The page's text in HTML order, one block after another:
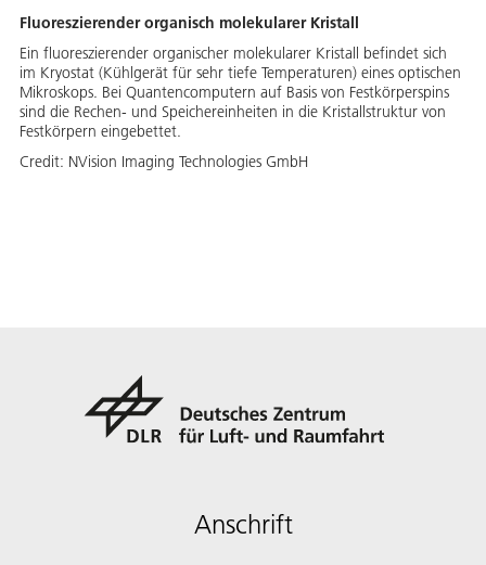
Fluoreszierender organisch molekularer Kristall
Ein fluoreszierender organischer molekularer Kristall befindet sich
im Kryostat (Kühlgerät für sehr tiefe Temperaturen) eines optischen
Mikroskops. Bei Quantencomputern auf Basis von Festkörperspins
sind die Rechen- und Speichereinheiten in die Kristallstruktur von
Festkörpern eingebettet.
Credit: NVision Imaging Technologies GmbH
Anschrift